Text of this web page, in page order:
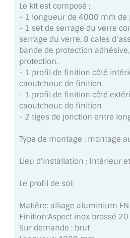
MIROIR DE SALLE DE BAIN
MIROIR PAROI DE DOUCHE
MIROIR POUR SALLE DE
MIROIR POUR SALLE DE
MIROIR ENCADRÉ
MIROIR TV
VERRE SUR MESURE
VERRE TREMPÉ (SÉCURIT)
PAROI DE DOUCHE
VERRE FEUILLETÉ
Le kit est composé :
- 1 longueur de 4000 mm de
- 1 set de serrage du verre
serrage du verre, 8 cales
bande de protection
protection.
- 1 profil de finition côté
caoutchouc de finition
- 1 profil de finition côté
caoutchouc de finition
- 2 tiges de jonction entre
Type de montage : montage
Lieu d'installation : Intérieur
Le profil de sol:
Matière: alliage aluminium EN
Finition:Aspect inox brossé
Sur demande : brut